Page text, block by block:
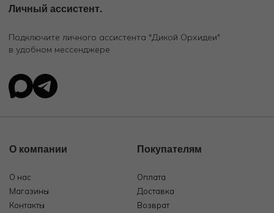
Личный ассистент.
Подключите личного ассистента "Дикой Орхидеи"
в удобном мессенджере
О компании
О нас
Магазины
Контакты
Покупателям
Оплата
Доставка
Возврат